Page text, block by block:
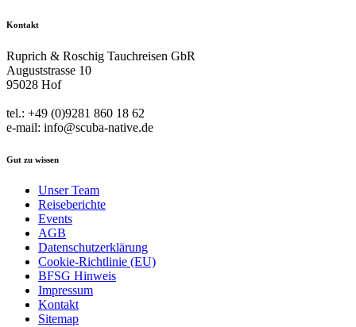
Kontakt
Ruprich & Roschig Tauchreisen GbR
Auguststrasse 10
95028 Hof
tel.: +49 (0)9281 860 18 62
e-mail: info@scuba-native.de
Gut zu wissen
Unser Team
Reiseberichte
Events
AGB
Datenschutzerklärung
Cookie-Richtlinie (EU)
BFSG Hinweis
Impressum
Kontakt
Sitemap